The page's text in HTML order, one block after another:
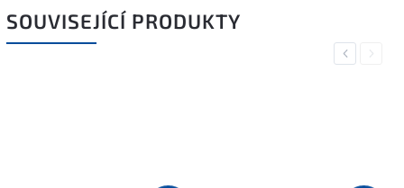
SOUVISEJÍCÍ PRODUKTY
PreviousNext